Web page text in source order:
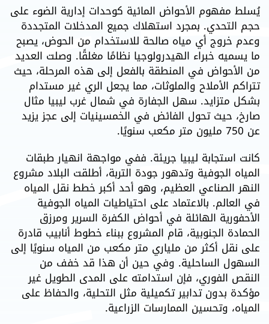
يُسلط مفهوم الأحواض المائية كوحدات إدارية الضوء على
حجم التحدي. بمجرد استهلاك جميع المدخلات المتجددة
وعدم خروج أي مياه صالحة للاستخدام من الحوض، يصبح
ما يسميه خبراء الهيدرولوجيا نظامًا مغلقًا. وصلت العديد
من الأحواض في المنطقة بالفعل إلى هذه المرحلة، حيث
تتراكم الأملاح والملوثات، مما يجعل الري غير مستدام
بشكل متزايد. سهل الجفارة في شمال غرب ليبيا مثال
صارخ، حيث تحول الفائض في الخمسينيات إلى عجز يزيد
عن 750 مليون متر مكعب سنويًا.
كانت استجابة ليبيا جريئة. ففي مواجهة انهيار طبقات
المياه الجوفية وتدهور جودة التربة، أطلقت البلاد مشروع
النهر الصناعي العظيم، وهو أحد أكبر خطط نقل المياه
في العالم. بالاعتماد على احتياطيات المياه الجوفية
الأحفورية الهائلة في أحواض الكفرة السرير ومرزق
الحمادة الجنوبية، قام المشروع ببناء خطوط أنابيب قادرة
على نقل أكثر من ملياري متر مكعب من المياه سنويًا إلى
السهول الساحلية. وفي حين أن هذا قد خفف من
النقص الفوري، فإن استدامته على المدى الطويل غير
مؤكدة بدون تدابير تكميلية مثل التحلية، والحفاظ على
المياه، وتحسين الممارسات الزراعية.